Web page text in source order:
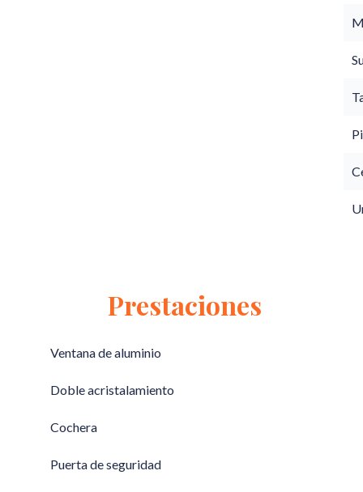
Prestaciones
Ventana de aluminio
Doble acristalamiento
Cochera
Puerta de seguridad